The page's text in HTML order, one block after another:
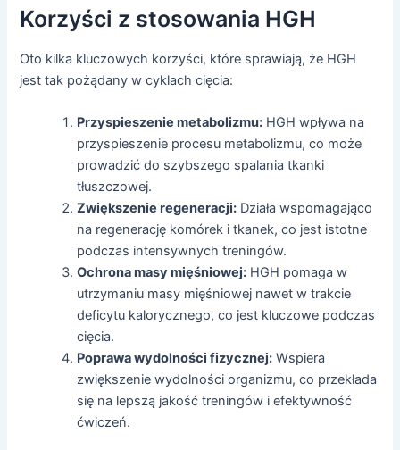
Korzyści z stosowania HGH
Oto kilka kluczowych korzyści, które sprawiają, że HGH
jest tak pożądany w cyklach cięcia:
Przyspieszenie metabolizmu: HGH wpływa na
przyspieszenie procesu metabolizmu, co może
prowadzić do szybszego spalania tkanki
tłuszczowej.
Zwiększenie regeneracji: Działa wspomagająco
na regenerację komórek i tkanek, co jest istotne
podczas intensywnych treningów.
Ochrona masy mięśniowej: HGH pomaga w
utrzymaniu masy mięśniowej nawet w trakcie
deficytu kalorycznego, co jest kluczowe podczas
cięcia.
Poprawa wydolności fizycznej: Wspiera
zwiększenie wydolności organizmu, co przekłada
się na lepszą jakość treningów i efektywność
ćwiczeń.